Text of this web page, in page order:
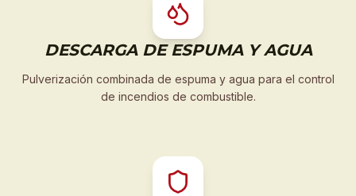
DESCARGA DE ESPUMA Y AGUA
Pulverización combinada de espuma y agua para el control
de incendios de combustible.